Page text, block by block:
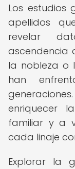
Los estudios
apellidos
revelar
ascendencia
la nobleza o
han
enriquecer
familiar y a
cada linaje
Explorar la